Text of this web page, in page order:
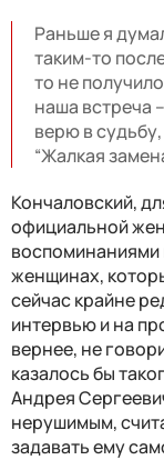
Раньше я
таким-то
то не
наша встреча
верю в
“Жалкая
Кончаловский,
официальной
воспоминаниями
женщинах,
сейчас крайне
интервью и на
вернее, не
казалось бы
Андрея
нерушимым,
задавать ему